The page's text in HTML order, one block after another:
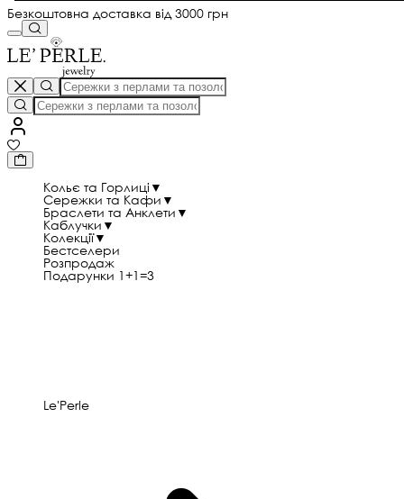
Безкоштовна доставка від 3000 грн
Кольє та Горлиці ▼
Сережки та Кафи ▼
Браслети та Анклети ▼
Каблучки ▼
Колекції▼
Бестселери
Розпродаж
Подарунки 1+1=3
Le'Perle